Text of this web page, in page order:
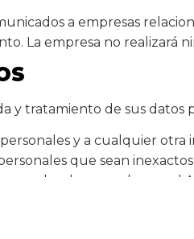
a empresas
La empresa no realizará
y tratamiento de sus
y a cualquier otra
que sean
de acuerdo con el